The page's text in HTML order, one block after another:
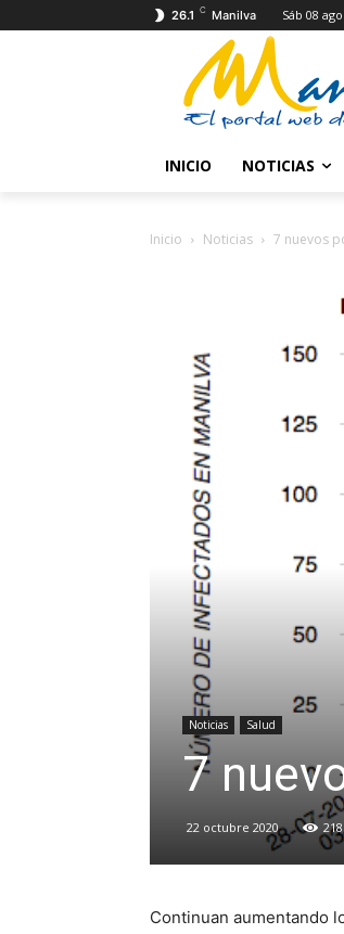
26.1 C Manilva Sáb 08
INICIO NOTICIAS
Inicio Noticias 7 nuevos
Noticias Salud
7
22 octubre 2020
Continuan aumentando